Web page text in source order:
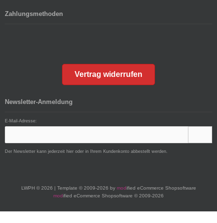
Zahlungsmethoden
Vertrag widerrufen
Newsletter-Anmeldung
E-Mail-Adresse:
Der Newsletter kann jederzeit hier oder in Ihrem Kundenkonto abbestellt werden.
LWPH © 2026 | Template © 2009-2026 by modified eCommerce Shopsoftware
modified eCommerce Shopsoftware © 2009-2026